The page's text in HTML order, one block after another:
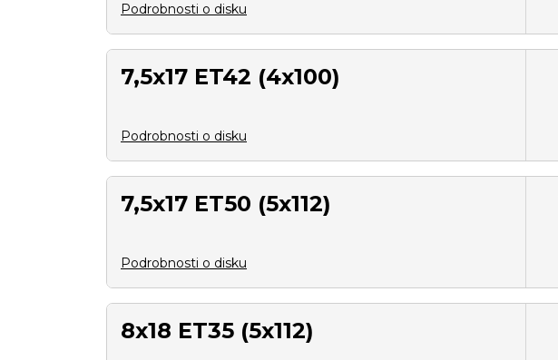
Podrobnosti o disku
7,5x17 ET42 (4x100)
Podrobnosti o disku
7,5x17 ET50 (5x112)
Podrobnosti o disku
8x18 ET35 (5x112)